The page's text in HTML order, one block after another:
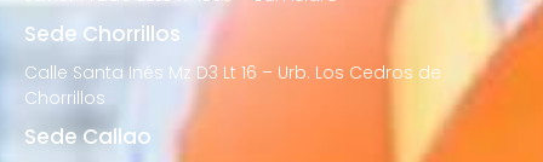
Sede Chorrillos
Calle Santa Inés Mz D3 Lt 16 – Urb. Los Cedros de
Chorrillos
Sede Callao